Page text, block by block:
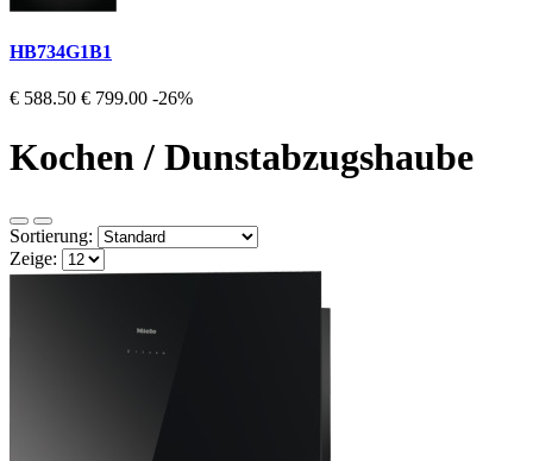
HB734G1B1
€ 588.50 € 799.00 -26%
Kochen / Dunstabzugshaube
Sortierung:
Zeige: